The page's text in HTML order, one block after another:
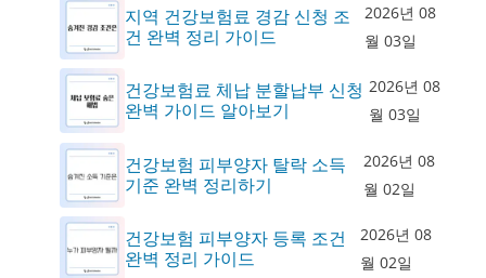
지역 건강보험료 경감 신청 조
건 완벽 정리 가이드
2026년 08
월 03일
건강보험료 체납 분할납부 신청
완벽 가이드 알아보기
2026년 08
월 03일
건강보험 피부양자 탈락 소득
기준 완벽 정리하기
2026년 08
월 02일
건강보험 피부양자 등록 조건
완벽 정리 가이드
2026년 08
월 02일